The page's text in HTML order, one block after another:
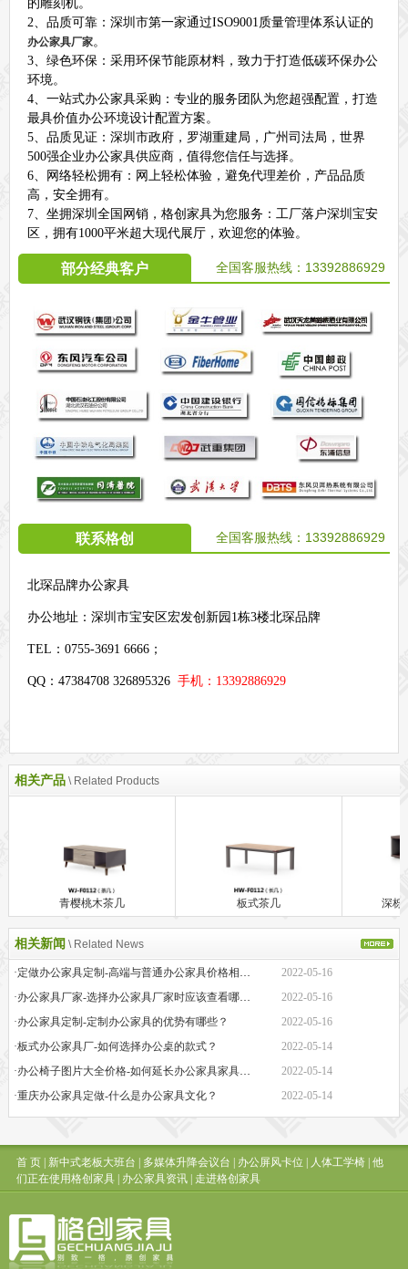
的雕刻机。
2、品质可靠：深圳市第一家通过ISO9001质量管理体系认证的
办公家具厂家。
3、绿色环保：采用环保节能原材料，致力于打造低碳环保办公
环境。
4、一站式办公家具采购：专业的服务团队为您超强配置，打造
最具价值办公环境设计配置方案。
5、品质见证：深圳市政府，罗湖重建局，广州司法局，世界
500强企业办公家具供应商，值得您信任与选择。
6、网络轻松拥有：网上轻松体验，避免代理差价，产品品质
高，安全拥有。
7、坐拥深圳全国网销，格创家具为您服务：工厂落户深圳宝安
区，拥有1000平米超大现代展厅，欢迎您的体验。
部分经典客户 全国客服热线： 13392886929
联系格创 全国客服热线： 13392886929
北琛品牌办公家具
办公地址： 深圳市宝安区宏发创新园1栋3楼北琛品牌
TEL：0755-3691 6666；
QQ：47384708 326895326 手机：13392886929
相关产品 \ Related Products
青樱桃木茶几 板式茶几 深栎
相关新闻 \ Related News
2022-05-16
·办公家具厂家-选择办公家具厂家时应该查看哪些方面？
2022-05-16
·办公家具定制-定制办公家具的优势有哪些？
2022-05-16
·板式办公家具厂-如何选择办公桌的款式？
2022-05-14
·办公椅子图片大全价格-如何延长办公家具家具的保质期？
2022-05-14
·重庆办公家具定做-什么是办公家具文化？
2022-05-14
首 页| 新中式老板大班台 | 多媒体升降会议台 | 办公屏风卡位 | 人体工学椅| 他
们正在使用格创家具| 办公家具资讯| 走进格创家具